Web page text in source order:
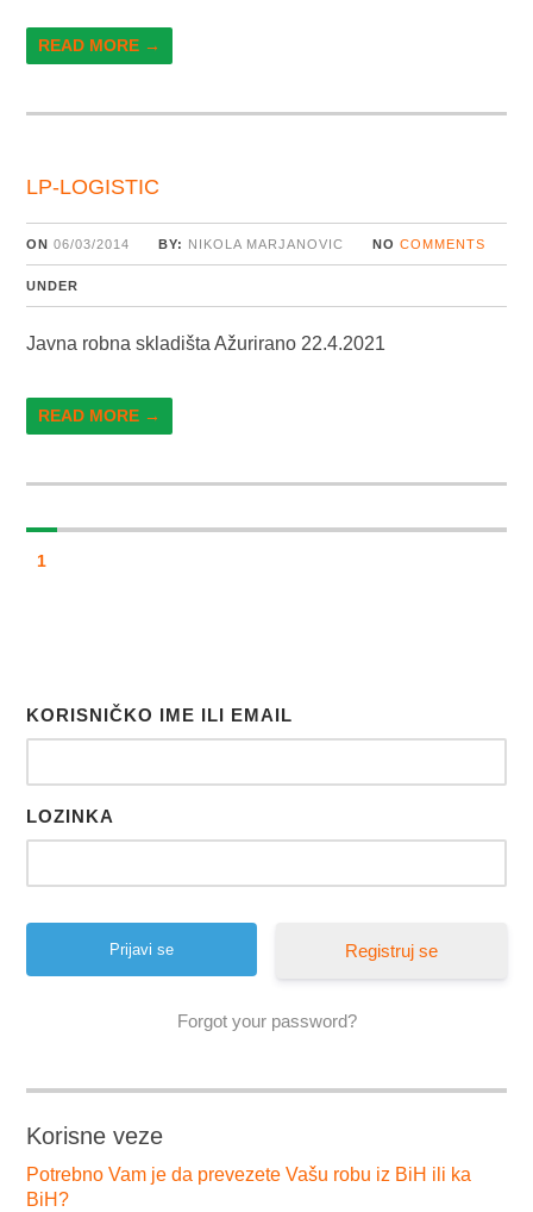
READ MORE →
LP-LOGISTIC
ON 06/03/2014 BY: NIKOLA MARJANOVIC NO COMMENTS
UNDER
Javna robna skladišta Ažurirano 22.4.2021
READ MORE →
1
KORISNIČKO IME ILI EMAIL
LOZINKA
Registruj se
Forgot your password?
Korisne veze
Potrebno Vam je da prevezete Vašu robu iz BiH ili ka
BiH?